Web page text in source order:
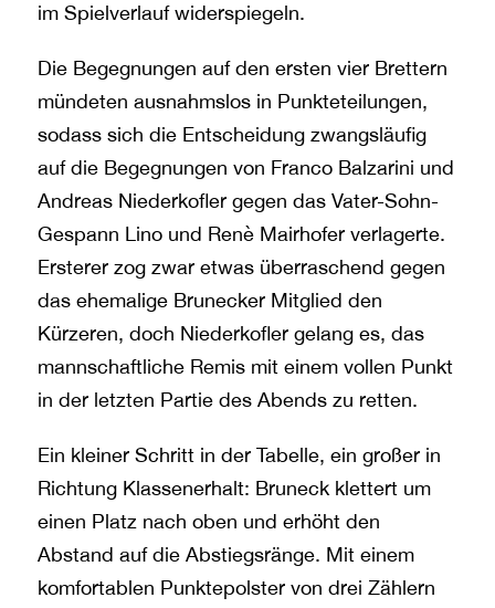
im Spielverlauf widerspiegeln.
Die Begegnungen auf den ersten vier Brettern
mündeten ausnahmslos in Punkteteilungen,
sodass sich die Entscheidung zwangsläufig
auf die Begegnungen von Franco Balzarini und
Andreas Niederkofler gegen das Vater-Sohn-
Gespann Lino und Renè Mairhofer verlagerte.
Ersterer zog zwar etwas überraschend gegen
das ehemalige Brunecker Mitglied den
Kürzeren, doch Niederkofler gelang es, das
mannschaftliche Remis mit einem vollen Punkt
in der letzten Partie des Abends zu retten.
Ein kleiner Schritt in der Tabelle, ein großer in
Richtung Klassenerhalt: Bruneck klettert um
einen Platz nach oben und erhöht den
Abstand auf die Abstiegsränge. Mit einem
komfortablen Punktepolster von drei Zählern